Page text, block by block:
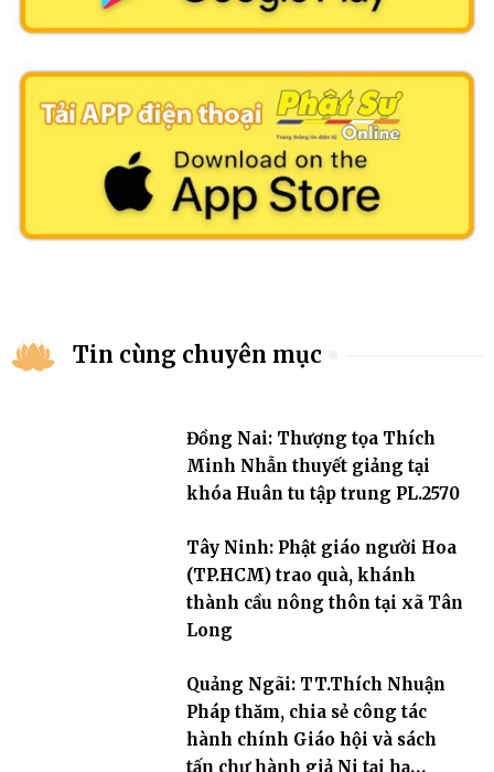
Tin cùng chuyên mục
Đồng Nai: Thượng tọa Thích
Minh Nhẫn thuyết giảng tại
khóa Huân tu tập trung PL.2570
Tây Ninh: Phật giáo người Hoa
(TP.HCM) trao quà, khánh
thành cầu nông thôn tại xã Tân
Long
Quảng Ngãi: TT.Thích Nhuận
Pháp thăm, chia sẻ công tác
hành chính Giáo hội và sách
tấn chư hành giả Ni tại hạ